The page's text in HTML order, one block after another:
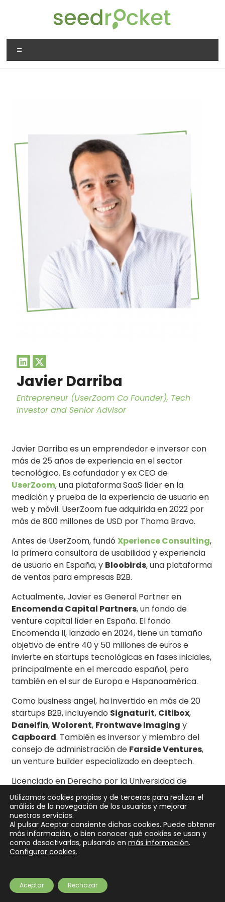
Javier Darriba
Entrepreneur (UserZoom Co Founder), Tech
investor and Senior Advisor
Javier Darriba es un emprendedor e inversor con
más de 25 años de experiencia en el sector
tecnológico. Es cofundador y ex CEO de
UserZoom, una plataforma SaaS líder en la
medición y prueba de la experiencia de usuario en
web y móvil. UserZoom fue adquirida en 2022 por
más de 800 millones de USD por Thoma Bravo.
Antes de UserZoom, fundóXperience Consulting,
la primera consultora de usabilidad y experiencia
de usuario en España, y Bloobirds, una plataforma
de ventas para empresas B2B.
Actualmente, Javier es General Partner en
Encomenda Capital Partners, un fondo de
venture capital líder en España. El fondo
Encomenda II, lanzado en 2024, tiene un tamaño
objetivo de entre 40 y 50 millones de euros e
invierte en startups tecnológicas en fases iniciales,
principalmente en el mercado español, pero
también en el sur de Europa e Hispanoamérica.
Como business angel, ha invertido en más de 20
startups B2B, incluyendo Signaturit, Citibox,
Danelfin,Wolorent, Frontwave Imaging y
Capboard. También es inversor y miembro del
consejo de administración de Farside Ventures,
un venture builder especializado en deeptech.
Licenciado en Derecho por la Universidad de
Barcelona, MBA por ESADE y ha cursado el
Advanced Management Program en IESE.
Partners Preguntas frecuentes ¿Eres inversor?
Aviso legal
Privacidad
Utilizamos cookies propias y de terceros para realizar el
análisis de la navegación de los usuarios y mejorar
nuestros servicios.
Al pulsar Aceptar consiente dichas cookies. Puede obtener
más información, o bien conocer qué cookies se usan y
como desactivarlas, pulsando en más información.
Configurar cookies.
Aceptar Rechazar